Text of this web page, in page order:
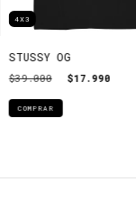
4X3
STUSSY OG
$39.000 $17.990
COMPRAR